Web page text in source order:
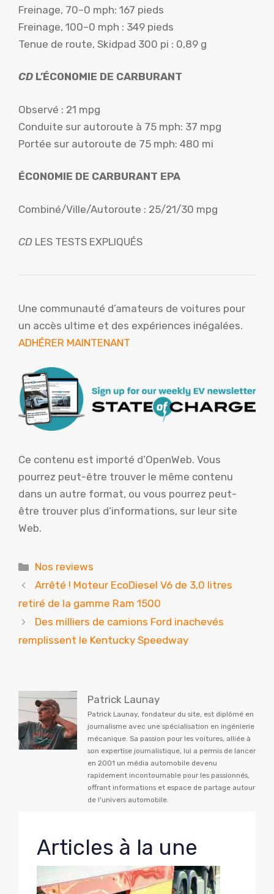
Freinage, 70–0 mph: 167 pieds
Freinage, 100–0 mph : 349 pieds
Tenue de route, Skidpad 300 pi : 0,89 g
CD L’ÉCONOMIE DE CARBURANT
Observé : 21 mpg
Conduite sur autoroute à 75 mph: 37 mpg
Portée sur autoroute de 75 mph: 480 mi
ÉCONOMIE DE CARBURANT EPA
Combiné/Ville/Autoroute : 25/21/30 mpg
CD LES TESTS EXPLIQUÉS
Une communauté d’amateurs de voitures pour
un accès ultime et des expériences inégalées.
ADHÉRER MAINTENANT
Ce contenu est importé d’OpenWeb. Vous
pourrez peut-être trouver le même contenu
dans un autre format, ou vous pourrez peut-
être trouver plus d’informations, sur leur site
Web.
Catégories
Nos reviews
Arrêté ! Moteur EcoDiesel V6 de 3,0 litres
retiré de la gamme Ram 1500
Des milliers de camions Ford inachevés
remplissent le Kentucky Speedway
Patrick Launay
Patrick Launay, fondateur du site, est diplômé en
journalisme avec une spécialisation en ingénierie
mécanique. Sa passion pour les voitures, alliée à
son expertise journalistique, lui a permis de lancer
en 2001 un média automobile devenu
rapidement incontournable pour les passionnés,
offrant informations et espace de partage autour
de l'univers automobile.
Articles à la une